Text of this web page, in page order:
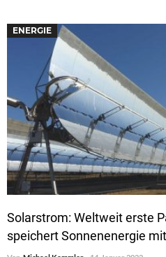
ENERGIE
Solarstrom: Weltweit erste
speichert Sonnenenergie